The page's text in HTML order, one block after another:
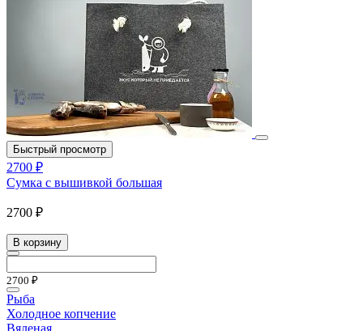
Быстрый просмотр
2700 ₽
Сумка с вышивкой большая
2700 ₽
В корзину
2700 ₽
Рыба
Холодное копчение
Вяленая